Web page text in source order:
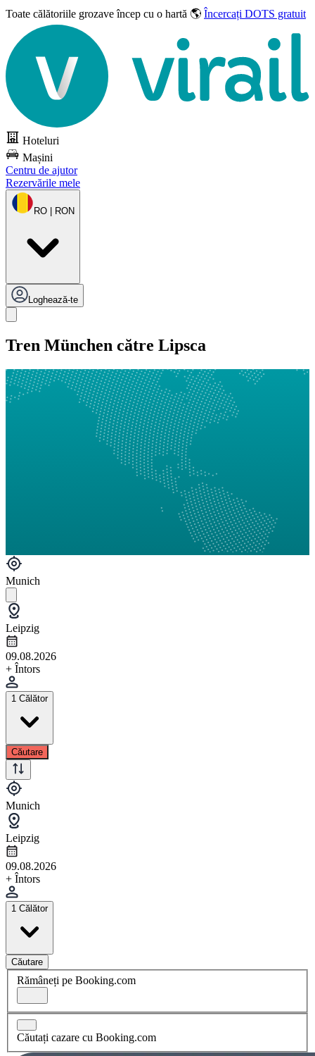
Toate călătoriile grozaveîncep cu o hartă 🌎 Încercați DOTS gratuit
Hoteluri
Mașini
Centru de ajutor
Rezervările mele
RO | RON
Loghează-te
Tren München către Lipsca
Munich
Leipzig
09.08.2026
+ Întors
1 Călător
Căutare
Munich
Leipzig
09.08.2026
+ Întors
1 Călător
Căutare
Rămâneți pe Booking.com
Căutați cazare cu Booking.com